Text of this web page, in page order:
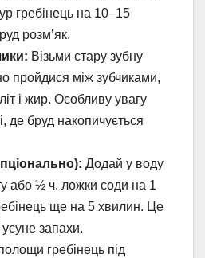
гребінець на 10–15
розм’як.
Візьми стару зубну
пройдися між зубчиками,
і жир. Особливу увагу
де бруд накопичується
Додай у воду
або ½ ч. ложки соди на 1
ще на 5 хвилин. Це
усуне запахи.
гребінець під